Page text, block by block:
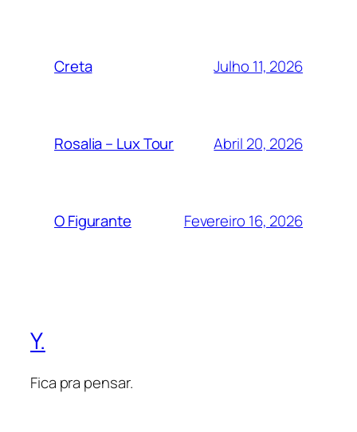
Creta Julho 11, 2026
Rosalia – Lux Tour Abril 20, 2026
O Figurante Fevereiro 16, 2026
Y.
Fica pra pensar.